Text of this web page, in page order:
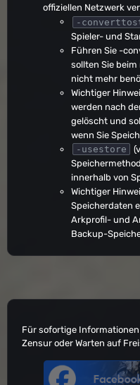
offiziellen Netzwerk
-
Spieler- und
Führen Sie -
sollten Sie
nicht mehr
Wichtiger
werden nach
gelöscht und
wenn Sie
-usestore
innerhalb von
Wichtiger
Speicherdaten
Arkprofil- und
Backup-
Für sofortige
Zensur oder Warten auf